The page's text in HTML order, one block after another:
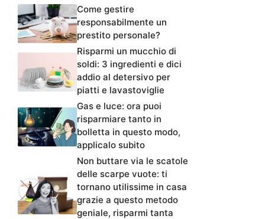
Come gestire
responsabilmente un
prestito personale?
Risparmi un mucchio di
soldi: 3 ingredienti e dici
addio al detersivo per
piatti e lavastoviglie
Gas e luce: ora puoi
risparmiare tanto in
bolletta in questo modo,
applicalo subito
Non buttare via le scatole
delle scarpe vuote: ti
tornano utilissime in casa
grazie a questo metodo
geniale, risparmi tanta